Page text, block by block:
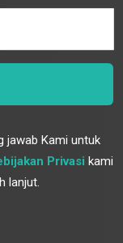
jawab Kami untuk
Privasi kami
lanjut.